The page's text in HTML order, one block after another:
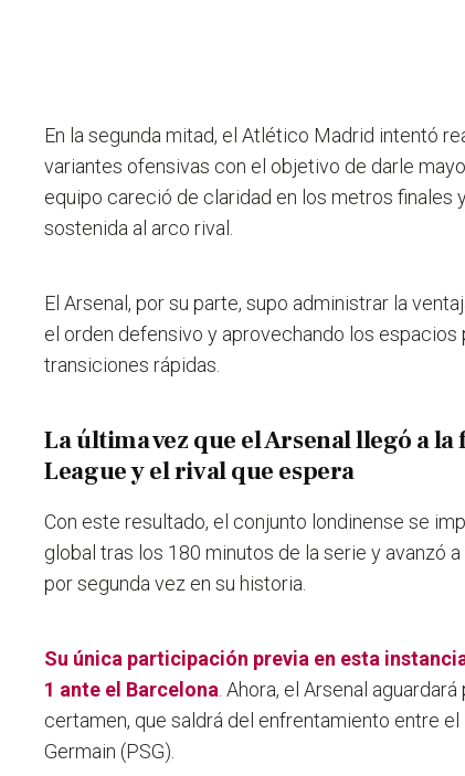
En la segunda mitad, el Atlético Madrid intentó
variantes ofensivas con el objetivo de darle
equipo careció de claridad en los metros finales
sostenida al arco rival.
El Arsenal, por su parte, supo administrar la
el orden defensivo y aprovechando los espacios
transiciones rápidas.
La última vez que el Arsenal llegó a
League y el rival que espera
Con este resultado, el conjunto londinense se
global tras los 180 minutos de la serie y avanzó
por segunda vez en su historia.
Su única participación previa en esta
1 ante el Barcelona . Ahora, el Arsenal
certamen, que saldrá del enfrentamiento entre
Germain (PSG).